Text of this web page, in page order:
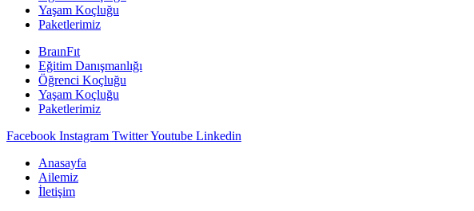
Yaşam Koçluğu
Paketlerimiz
BraınFıt
Eğitim Danışmanlığı
Öğrenci Koçluğu
Yaşam Koçluğu
Paketlerimiz
Facebook Instagram TwitterYoutube Linkedin
Anasayfa
Ailemiz
İletişim